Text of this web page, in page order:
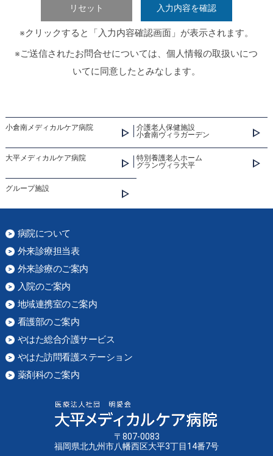
リセット 入力内容を確認
※クリックすると「入力内容確認画面」が表示されます。
※ご送信されたお問合せについては、個人情報の取扱いにつ
いてに同意したとみなします。
小倉南メディカルケア病院
介護老人保健施設
小倉南ヴィラガーデン
大平メディカルケア病院
特別養護老人ホーム
グランヴィラ大平
グループ施設
病院について
外来診療担当表
外来診療のご案内
入院のご案内
地域連携室のご案内
看護部のご案内
やはた総合介護サービス
やはた訪問看護ステーション
薬剤科のご案内
〒807-0083
福岡県北九州市八幡西区大平3丁目14番7号